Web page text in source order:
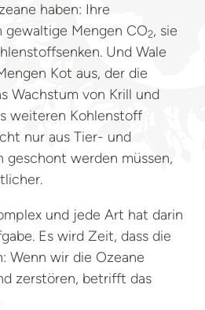
haben: Ihre
gewaltige Mengen CO2, sie
Und Wale
Kot aus, der die
Wachstum von Krill und
weiteren Kohlenstoff
nur aus Tier- und
werden müssen,
und jede Art hat darin
Es wird Zeit, dass die
Wenn wir die Ozeane
zerstören, betrifft das